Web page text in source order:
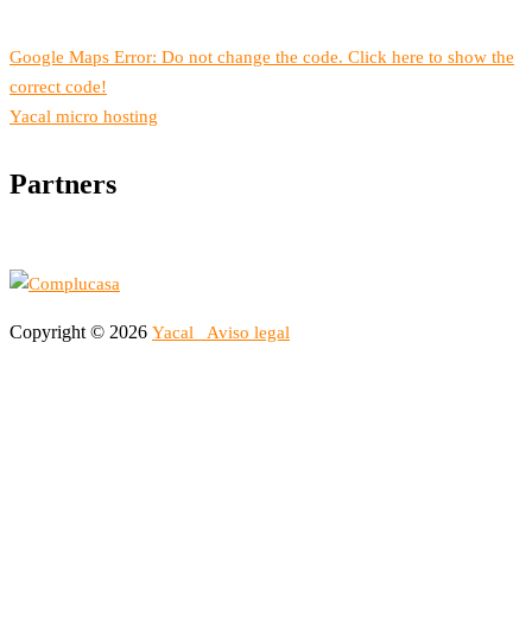
Google Maps Error: Do not change the code. Click here to show the
correct code!
Yacal micro hosting
Partners
Copyright © 2026 Yacal Aviso legal